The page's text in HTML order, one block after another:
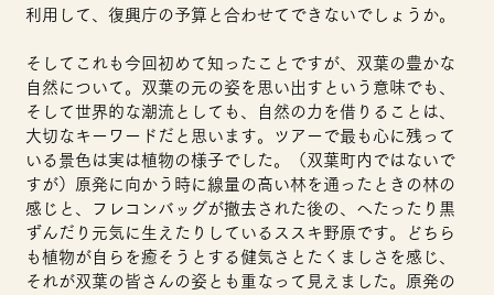
利用して、復興庁の予算と合わせてできないでしょうか。
そしてこれも今回初めて知ったことですが、双葉の豊かな
自然について。双葉の元の姿を思い出すという意味でも、
そして世界的な潮流としても、自然の力を借りることは、
大切なキーワードだと思います。ツアーで最も心に残って
いる景色は実は植物の様子でした。（双葉町内ではないで
すが）原発に向かう時に線量の高い林を通ったときの林の
感じと、フレコンバッグが撤去された後の、へたったり黒
ずんだり元気に生えたりしているススキ野原です。どちら
も植物が自らを癒そうとする健気さとたくましさを感じ、
それが双葉の皆さんの姿とも重なって見えました。原発の